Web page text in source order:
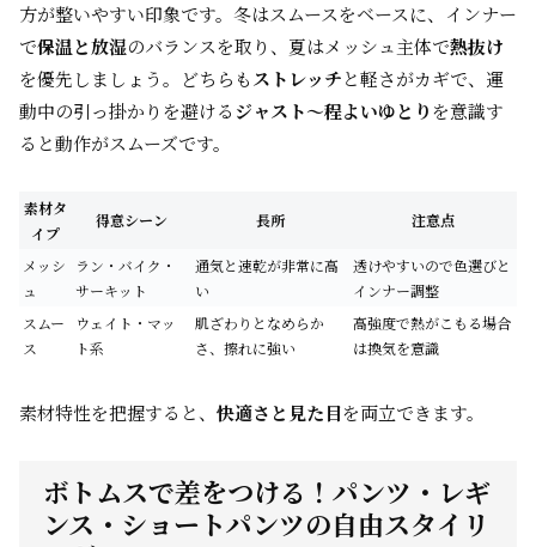
方が整いやすい印象です。冬はスムースをベースに、インナー
で保温と放湿のバランスを取り、夏はメッシュ主体で熱抜け
を優先しましょう。どちらも ストレッチと軽さがカギで、運
動中の引っ掛かりを避ける ジャスト〜程よいゆとりを意識す
ると動作がスムーズです。
素材タ
イプ
得意シーン 長所 注意点
メッシ
ュ
ラン・バイク・
サーキット
通気と速乾が非常に高
い
透けやすいので色選びと
インナー調整
スムー
ス
ウェイト・マッ
ト系
肌ざわりとなめらか
さ、擦れに強い
高強度で熱がこもる場合
は換気を意識
素材特性を把握すると、 快適さと見た目を両立できます。
ボトムスで差をつける！パンツ・レギ
ンス・ショートパンツの自由スタイリ